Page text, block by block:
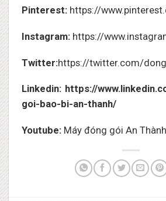
Pinterest: https://
Instagram: https://
Twitter:https://twitter.com/
Linkedin: https://
goi-bao-bi-an-thanh/
Youtube:Máy đóng gói An